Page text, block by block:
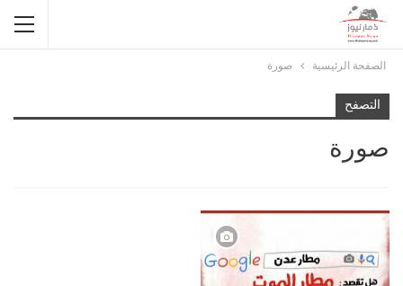
الصفحة الرئيسية صورة
التصفح
صورة